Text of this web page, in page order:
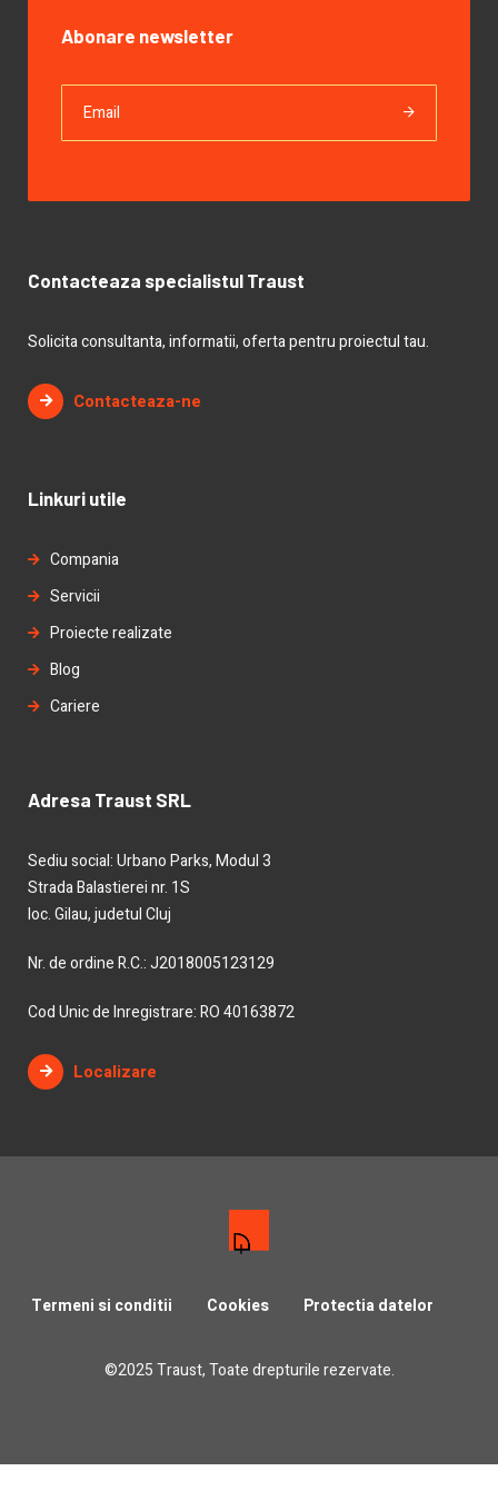
Abonare newsletter
Contacteaza specialistul Traust
Solicita consultanta, informatii, oferta pentru proiectul tau.
Contacteaza-ne
Linkuri utile
Compania
Servicii
Proiecte realizate
Blog
Cariere
Adresa Traust SRL
Sediu social: Urbano Parks, Modul 3
Strada Balastierei nr. 1S
loc. Gilau, judetul Cluj
Nr. de ordine R.C.: J2018005123129
Cod Unic de Inregistrare: RO 40163872
Localizare
Termeni si conditii Cookies Protectia datelor
©2025 Traust, Toate drepturile rezervate.